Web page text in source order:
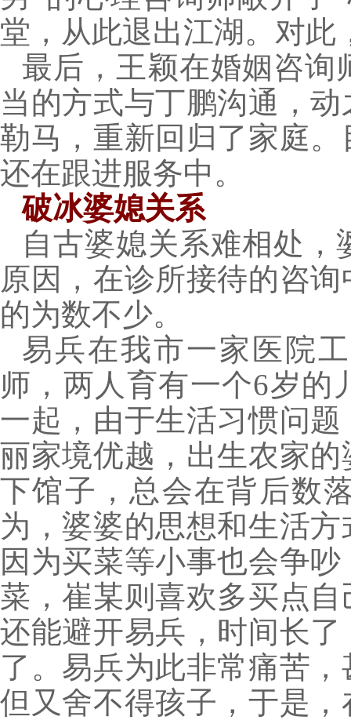
堂，从此退出江湖。对此
最后，王颖在婚姻咨询
当的方式与丁鹏沟通，
勒马，重新回归了家庭
还在跟进服务中。
破冰婆媳关系
自古婆媳关系难相处
原因，在诊所接待的咨
的为数不少。
易兵在我市一家医院
师，两人育有一个6岁的
一起，由于生活习惯问
丽家境优越，出生农家
下馆子，总会在背后数
为，婆婆的思想和生活
因为买菜等小事也会争
菜，崔某则喜欢多买点
还能避开易兵，时间长
了。易兵为此非常痛苦
但又舍不得孩子，于是